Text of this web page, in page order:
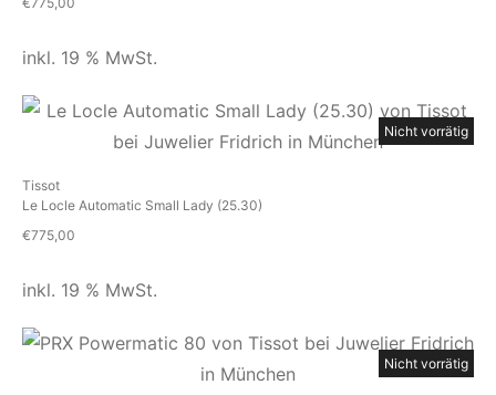
inkl. 19 % MwSt.
Nicht vorrätig
Tissot
Le Locle Automatic Small Lady (25.30)
€775,00
inkl. 19 % MwSt.
Nicht vorrätig